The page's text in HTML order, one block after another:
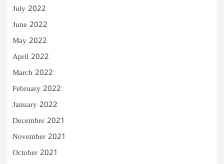
July 2022
June 2022
May 2022
April 2022
March 2022
February 2022
January 2022
December 2021
November 2021
October 2021